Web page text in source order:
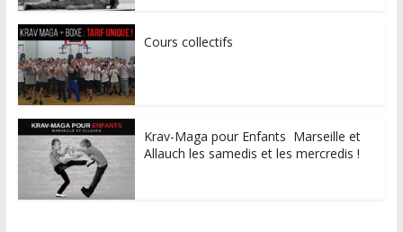
Cours collectifs
Krav-Maga pour Enfants Marseille et
Allauch les samedis et les mercredis !